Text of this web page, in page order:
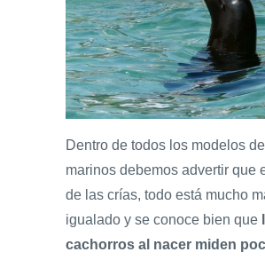
Dentro de todos los modelos
marinos debemos advertir que
de las crías, todo está mucho
igualado y se conoce bien que
cachorros al nacer miden